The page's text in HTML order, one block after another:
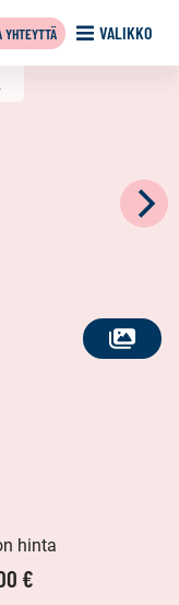
VALIKKO
YHTEYTTÄ
KATSO
hinta
€